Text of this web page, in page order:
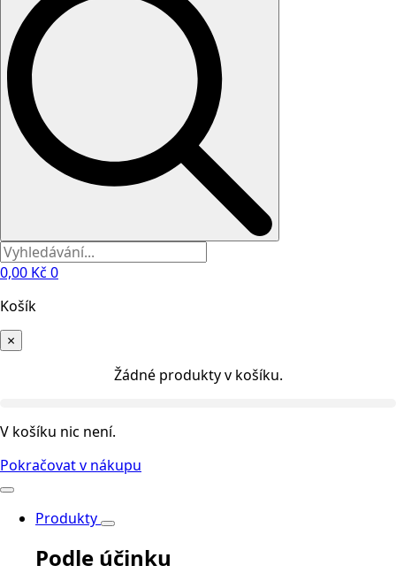
0,00 Kč 0
Košík
×
Žádné produkty v košíku.
V košíku nic není.
Pokračovat v nákupu
Produkty
Podle účinku